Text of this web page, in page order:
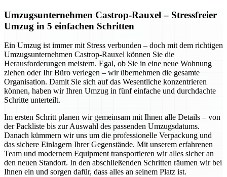
Umzugsunternehmen Castrop-Rauxel – Stressfreier
Umzug in 5 einfachen Schritten
Ein Umzug ist immer mit Stress verbunden – doch mit dem richtigen
Umzugsunternehmen Castrop-Rauxel können Sie die
Herausforderungen meistern. Egal, ob Sie in eine neue Wohnung
ziehen oder Ihr Büro verlegen – wir übernehmen die gesamte
Organisation. Damit Sie sich auf das Wesentliche konzentrieren
können, haben wir Ihren Umzug in fünf einfache und durchdachte
Schritte unterteilt.
Im ersten Schritt planen wir gemeinsam mit Ihnen alle Details – von
der Packliste bis zur Auswahl des passenden Umzugsdatums.
Danach kümmern wir uns um die professionelle Verpackung und
das sichere Einlagern Ihrer Gegenstände. Mit unserem erfahrenen
Team und modernem Equipment transportieren wir alles sicher an
den neuen Standort. In den abschließenden Schritten räumen wir bei
Ihnen ein und sorgen dafür, dass alles an seinem Platz ist.